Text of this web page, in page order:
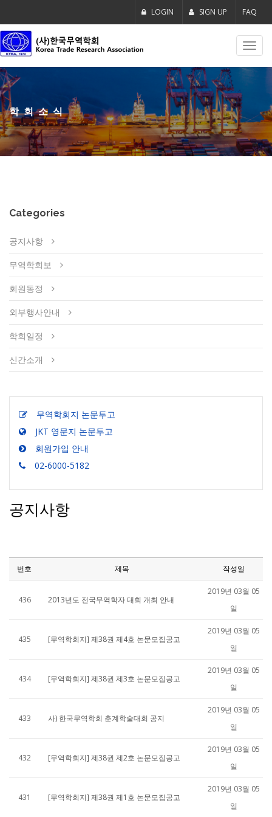
LOGIN SIGN UP FAQ
학회소식
Categories
공지사항
무역학회보
회원동정
외부행사안내
학회일정
신간소개
무역학회지 논문투고
JKT 영문지 논문투고
회원가입 안내
02-6000-5182
공지사항
번호 제목 작성일
436 2013년도 전국무역학자 대회 개최 안내
2019년 03월 05
일
435 [무역학회지] 제38권 제4호 논문모집공고
2019년 03월 05
일
434 [무역학회지] 제38권 제3호 논문모집공고
2019년 03월 05
일
433 사) 한국무역학회 춘계학술대회 공지
2019년 03월 05
일
432 [무역학회지] 제38권 제2호 논문모집공고
2019년 03월 05
일
431 [무역학회지] 제38권 제1호 논문모집공고
2019년 03월 05
일